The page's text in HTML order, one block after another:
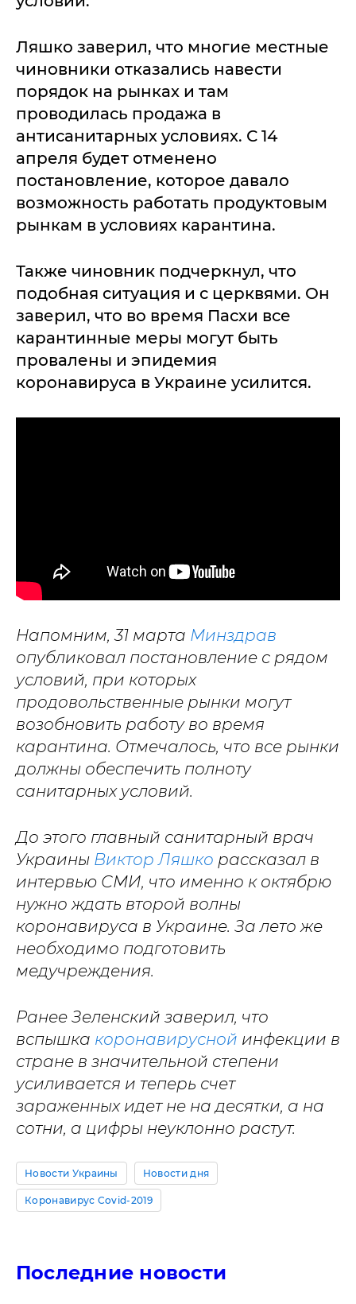
Ляшко заверил, что многие местные
чиновники отказались навести
порядок на рынках и там
проводилась продажа в
антисанитарных условиях. С 14
апреля будет отменено
постановление, которое давало
возможность работать продуктовым
рынкам в условиях карантина.
Также чиновник подчеркнул, что
подобная ситуация и с церквями. Он
заверил, что во время Пасхи все
карантинные меры могут быть
провалены и эпидемия
коронавируса в Украине усилится.
Напомним, 31 марта Минздрав
опубликовал постановление с рядом
условий, при которых
продовольственные рынки могут
возобновить работу во время
карантина. Отмечалось, что все рынки
должны обеспечить полноту
санитарных условий.
До этого главный санитарный врач
Украины Виктор Ляшко рассказал в
интервью СМИ, что именно к октябрю
нужно ждать второй волны
коронавируса в Украине. За лето же
необходимо подготовить
медучреждения.
Ранее Зеленский заверил, что
вспышка коронавирусной инфекции в
стране в значительной степени
усиливается и теперь счет
зараженных идет не на десятки, а на
сотни, а цифры неуклонно растут.
Новости Украины Новости дня
Коронавирус Covid-2019
Последние новости